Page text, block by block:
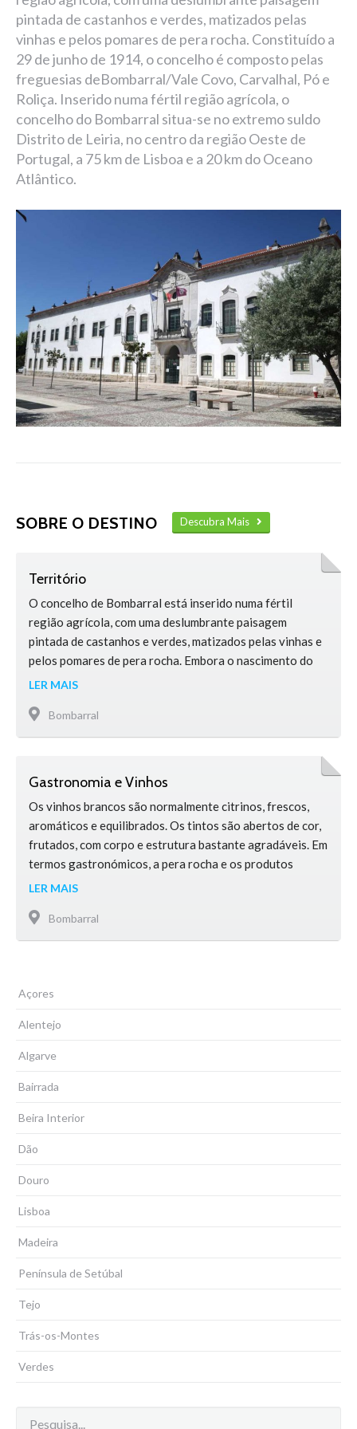
pintada de castanhos e verdes, matizados pelas
vinhas e pelos pomares de pera rocha. Constituído a
29 de junho de 1914, o concelho é composto pelas
freguesias deBombarral/Vale Covo, Carvalhal, Pó e
Roliça. Inserido numa fértil região agrícola, o
concelho do Bombarral situa-se no extremo suldo
Distrito de Leiria, no centro da região Oeste de
Portugal, a 75 km de Lisboa e a 20 km do Oceano
Atlântico.
SOBRE O DESTINO Descubra Mais
Território
O concelho de Bombarral está inserido numa fértil
região agrícola, com uma deslumbrante paisagem
pintada de castanhos e verdes, matizados pelas vinhas e
pelos pomares de pera rocha. Embora o nascimento do
concelho remonte a 29 de junho de 1914, em termos
território desde os primórdios da pré-história. O dia 17
de agosto …
LER MAIS
Bombarral
Gastronomia e Vinhos
Os vinhos brancos são normalmente citrinos, frescos,
aromáticos e equilibrados. Os tintos são abertos de cor,
frutados, com corpo e estrutura bastante agradáveis. Em
termos gastronómicos, a pera rocha e os produtos
hortícolas ocupam um lugar de destaque na cozinha
evidência a confeção de pratos com carne de coelho, que
o Município promove …
LER MAIS
Bombarral
Açores
Alentejo
Algarve
Bairrada
Beira Interior
Dão
Douro
Lisboa
Madeira
Península de Setúbal
Tejo
Trás-os-Montes
Verdes